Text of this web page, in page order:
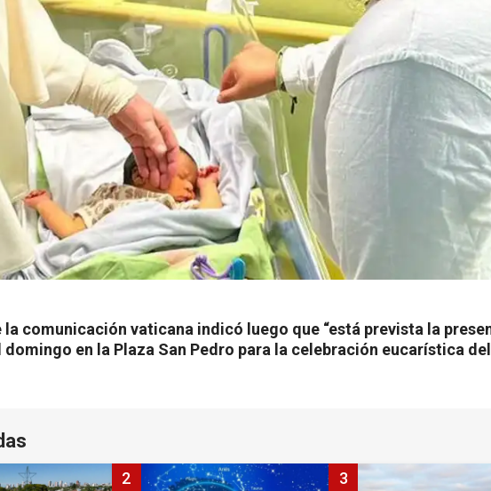
la comunicación vaticana indicó luego que “está prevista la
domingo en la Plaza San Pedro para la celebración eucarística
2 3